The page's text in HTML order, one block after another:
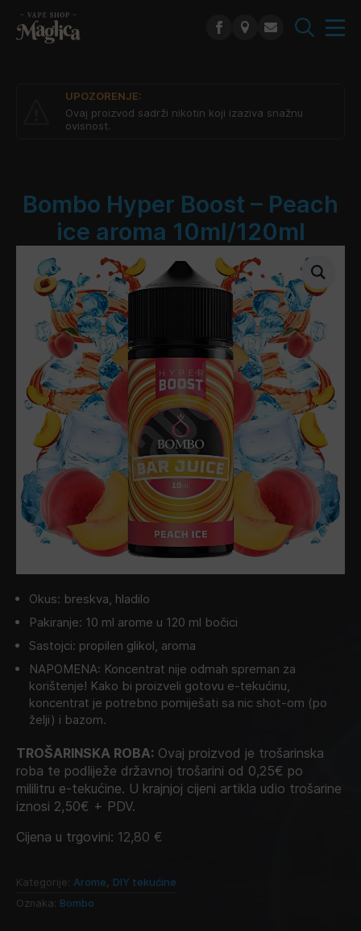
UPOZORENJE:
Ovaj proizvod sadrži nikotin koji izaziva snažnu
ovisnost.
Bombo Hyper Boost – Peach
ice aroma 10ml/120ml
Okus: breskva, hladilo
Pakiranje: 10 ml arome u 120 ml bočici
Sastojci: propilen glikol, aroma
NAPOMENA: Koncentrat nije odmah spreman za
korištenje! Kako bi proizveli gotovu e-tekućinu,
koncentrat je potrebno pomiješati sa nic shot-om (po
želji) i bazom.
TROŠARINSKA ROBA: Ovaj proizvod je trošarinska
roba te podliježe državnoj trošarini od 0,25€ po
mililitru e-tekućine. U krajnjoj cijeni artikla udio trošarine
iznosi 2,50€ + PDV.
Cijena u trgovini: 12,80 €
Kategorije: Arome DIY tekućine
Oznaka: Bombo